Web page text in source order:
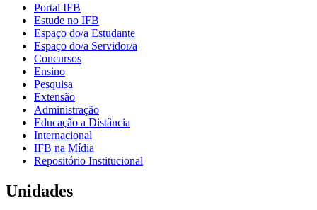
Portal IFB
Estude no IFB
Espaço do/a Estudante
Espaço do/a Servidor/a
Concursos
Ensino
Pesquisa
Extensão
Administração
Educação a Distância
Internacional
IFB na Mídia
Repositório Institucional
Unidades